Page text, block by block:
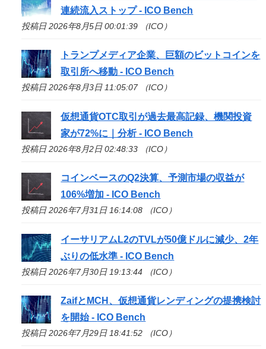
連続流入ストップ - ICO Bench
投稿日 2026年8月5日 00:01:39 （ICO）
トランプメディア企業、巨額のビットコインを
取引所へ移動 - ICO Bench
投稿日 2026年8月3日 11:05:07 （ICO）
仮想通貨OTC取引が過去最高記録、機関投資
家が72%に｜分析 - ICO Bench
投稿日 2026年8月2日 02:48:33 （ICO）
コインベースのQ2決算、予測市場の収益が
106%増加 - ICO Bench
投稿日 2026年7月31日 16:14:08 （ICO）
イーサリアムL2のTVLが50億ドルに減少、2年
ぶりの低水準 - ICO Bench
投稿日 2026年7月30日 19:13:44 （ICO）
ZaifとMCH、仮想通貨レンディングの提携検討
を開始 - ICO Bench
投稿日 2026年7月29日 18:41:52 （ICO）